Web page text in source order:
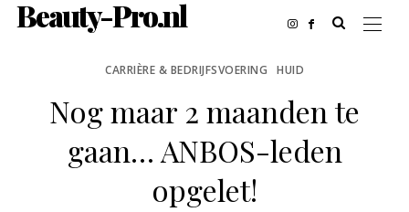
Beauty-Pro.nl
CARRIÈRE & BEDRIJFSVOERING HUID
Nog maar 2 maanden te
gaan… ANBOS-leden
opgelet!